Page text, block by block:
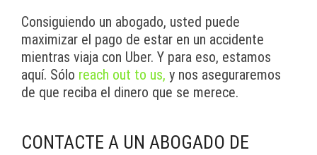
Consiguiendo un abogado, usted puede
maximizar el pago de estar en un accidente
mientras viaja con Uber. Y para eso, estamos
aquí. Sólo reach out to us, y nos aseguraremos
de que reciba el dinero que se merece.
CONTACTE A UN ABOGADO DE